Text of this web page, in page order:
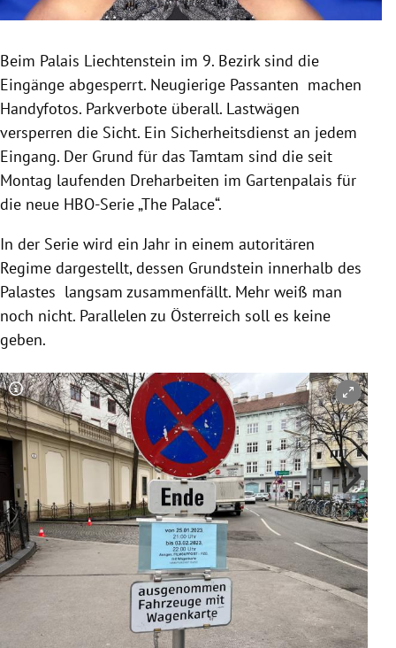
Beim Palais Liechtenstein im 9. Bezirk sind die
Eingänge abgesperrt. Neugierige Passanten machen
Handyfotos. Parkverbote überall. Lastwägen
versperren die Sicht. Ein Sicherheitsdienst an jedem
Eingang. Der Grund für das Tamtam sind die seit
Montag laufenden Dreharbeiten im Gartenpalais für
die neue HBO-Serie „The Palace“.
In der Serie wird ein Jahr in einem autoritären
Regime dargestellt, dessen Grundstein innerhalb des
Palastes langsam zusammenfällt. Mehr weiß man
noch nicht. Parallelen zu Österreich soll es keine
geben.
Copyright-Hinweis öffnen/schließen